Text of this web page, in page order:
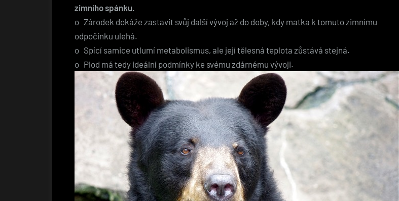
zimního spánku.
o Zárodek dokáže zastavit svůj další vývoj až do doby, kdy matka k tomuto zimnímu
odpočinku ulehá.
o Spící samice utlumí metabolismus, ale její tělesná teplota zůstává stejná.
o Plod má tedy ideální podmínky ke svému zdárnému vývoji.